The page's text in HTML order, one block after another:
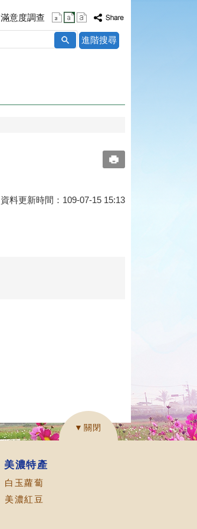
滿意度調查
搜
尋
進階搜尋
資料更新時間：109-07-15 15:13
▼關閉
美濃特產
白玉蘿蔔
美濃紅豆